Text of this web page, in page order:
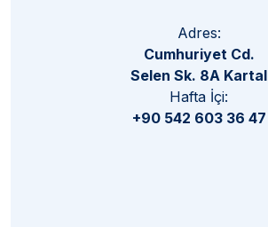
Adres:
Cumhuriyet Cd.
Selen Sk. 8A Kartal
Hafta İçi:
+90 542 603 36 47